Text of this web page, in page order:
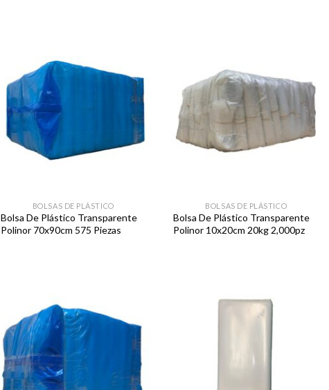
BOLSAS DE PLÁSTICO
Bolsa De Plástico Transparente
Polinor 70x90cm 575 Piezas
Favoritos
BOLSAS DE PLÁSTICO
Bolsa De Plástico Transparente
Polinor 10x20cm 20kg 2,000pz
Favoritos